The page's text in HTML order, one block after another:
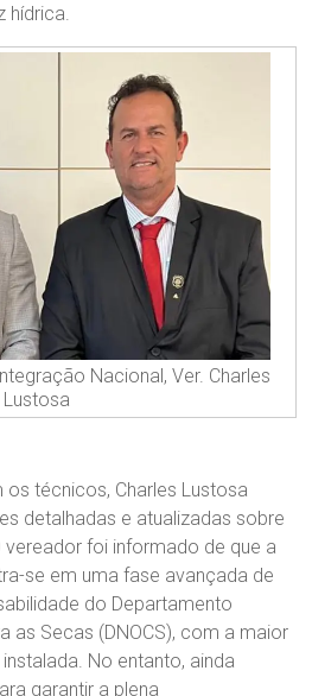
Nacional, Ver. Charles
Lustosa
técnicos, Charles Lustosa
detalhadas e atualizadas sobre
foi informado de que a
se em uma fase avançada de
do Departamento
as Secas (DNOCS), com a maior
No entanto, ainda
garantir a plena